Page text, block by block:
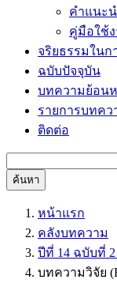
คำแนะ
คู่มือใช้ง
จริยธรรมใน
ฉบับปัจจุบัน
บทความย้อน
รายการบทคว
ติดต่อ
ค้นหา
หน้าแรก
คลังบทความ
ปีที่ 14 ฉบับที่
บทความวิจัย